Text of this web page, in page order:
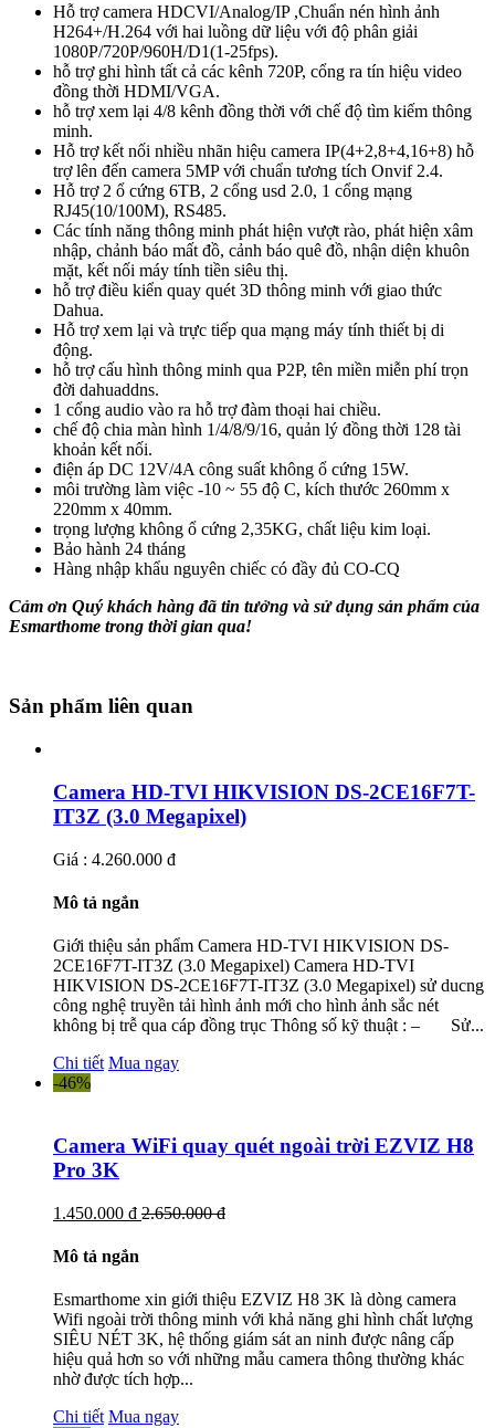
Hỗ trợ camera HDCVI/Analog/IP ,Chuẩn nén hình ảnh
H264+/H.264 với hai luồng dữ liệu với độ phân giải
1080P/720P/960H/D1(1-25fps).
hỗ trợ ghi hình tất cả các kênh 720P, cổng ra tín hiệu video
đồng thời HDMI/VGA.
hỗ trợ xem lại 4/8 kênh đồng thời với chế độ tìm kiếm thông
minh.
Hỗ trợ kết nối nhiều nhãn hiệu camera IP(4+2,8+4,16+8) hỗ
trợ lên đến camera 5MP với chuẩn tương tích Onvif 2.4.
Hỗ trợ 2 ổ cứng 6TB, 2 cổng usd 2.0, 1 cổng mạng
RJ45(10/100M), RS485.
Các tính năng thông minh phát hiện vượt rào, phát hiện xâm
nhập, chảnh báo mất đồ, cảnh báo quê đồ, nhận diện khuôn
mặt, kết nối máy tính tiền siêu thị.
hỗ trợ điều kiển quay quét 3D thông minh với giao thức
Dahua.
Hỗ trợ xem lại và trực tiếp qua mạng máy tính thiết bị di
động.
hỗ trợ cấu hình thông minh qua P2P, tên miền miễn phí trọn
đời dahuaddns.
1 cổng audio vào ra hỗ trợ đàm thoại hai chiều.
chế độ chia màn hình 1/4/8/9/16, quản lý đồng thời 128 tài
khoản kết nối.
điện áp DC 12V/4A công suất không ổ cứng 15W.
môi trường làm việc -10 ~ 55 độ C, kích thước 260mm x
220mm x 40mm.
trọng lượng không ổ cứng 2,35KG, chất liệu kim loại.
Bảo hành 24 tháng
Hàng nhập khẩu nguyên chiếc có đầy đủ CO-CQ
Cảm ơn Quý khách hàng đã tin tưởng và sử dụng sản phẩm của
Esmarthome trong thời gian qua!
Sản phẩm liên quan
Camera HD-TVI HIKVISION DS-2CE16F7T-
IT3Z (3.0 Megapixel)
Giá : 4.260.000 đ
Mô tả ngắn
Giới thiệu sản phẩm Camera HD-TVI HIKVISION DS-
2CE16F7T-IT3Z (3.0 Megapixel) Camera HD-TVI
HIKVISION DS-2CE16F7T-IT3Z (3.0 Megapixel) sử ducng
công nghệ truyền tải hình ảnh mới cho hình ảnh sắc nét
không bị trễ qua cáp đồng trục Thông số kỹ thuật : – Sử...
Chi tiết Mua ngay
-46%
Camera WiFi quay quét ngoài trời EZVIZ H8
Pro 3K
1.450.000 đ 2.650.000 đ
Mô tả ngắn
Esmarthome xin giới thiệu EZVIZ H8 3K là dòng camera
Wifi ngoài trời thông minh với khả năng ghi hình chất lượng
SIÊU NÉT 3K, hệ thống giám sát an ninh được nâng cấp
hiệu quả hơn so với những mẫu camera thông thường khác
nhờ được tích hợp...
Chi tiết Mua ngay